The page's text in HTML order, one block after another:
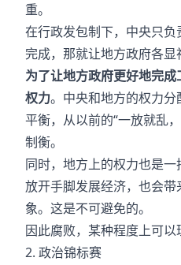
重。
在行政发包制下，中央只负
完成，那就让地方政府各显
为了让地方政府更好地完
权力。中央和地方的权力
平衡，从以前的“一放就乱
制衡。
同时，地方上的权力也是
放开手脚发展经济，也会
象。这是不可避免的。
因此腐败，某种程度上可以
2. 政治锦标赛